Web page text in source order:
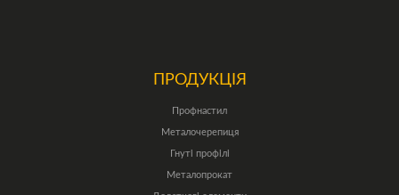
ПРОДУКЦІЯ
Профнастил
Металочерепиця
Гнуті профілі
Металопрокат